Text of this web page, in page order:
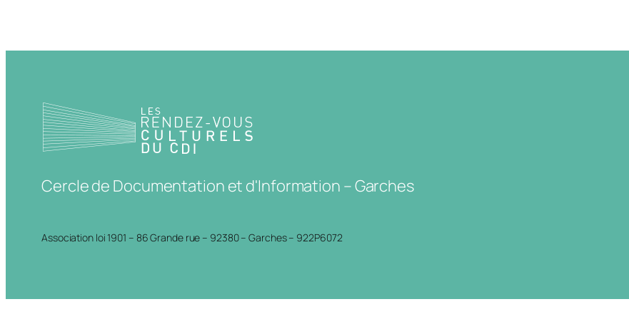
Cercle de Documentation et d'Information – Garches
Association loi 1901 – 86 Grande rue – 92380 – Garches – 922P6072